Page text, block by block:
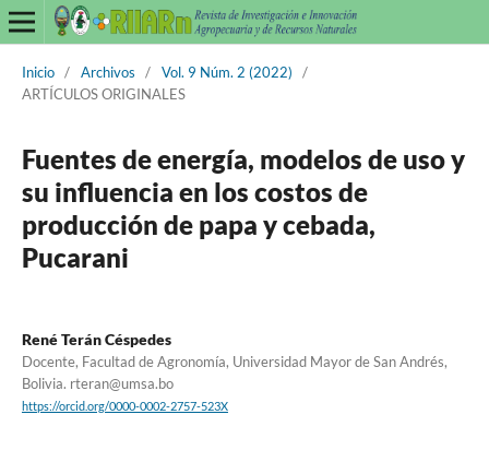
Inicio / Archivos / Vol. 9 Núm. 2 (2022)
/
ARTÍCULOS ORIGINALES
Fuentes de energía, modelos de uso y
su influencia en los costos de
producción de papa y cebada,
Pucarani
René Terán Céspedes
Docente, Facultad de Agronomía, Universidad Mayor de San Andrés,
Bolivia. rteran@umsa.bo
https://orcid.org/0000-0002-2757-523X